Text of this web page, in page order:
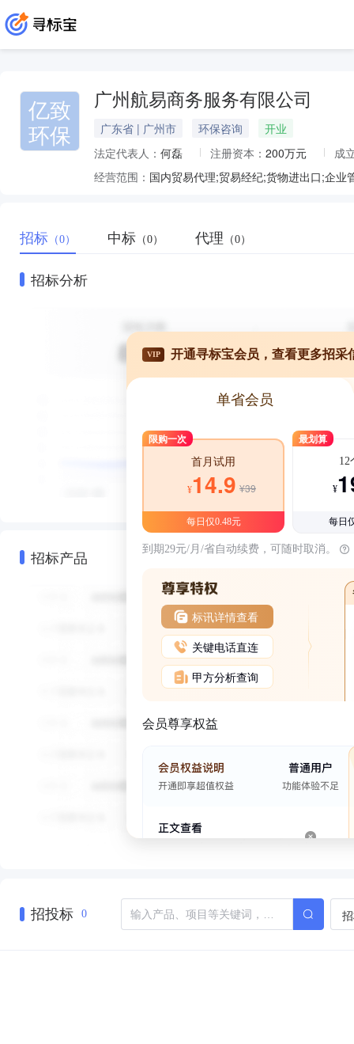
亿致
环保
广州航易商务服务有限公司
广东省 | 广州市 环保咨询
开业
法定代表人： 何磊 注册资本： 200万元
成
经营范围：
招标 （0） 中标 （0） 代理 （0）
招标分析
招标产品
VIP 开通寻标宝会员，查看更多招采
单省会员
限购一次
首月试用
¥14.9 ¥39
每日仅0.48元
最划算
12
¥
每日
到期29元/月/省自动续费，可随时取消。
标讯详情查看
关键电话直连
甲方分析查询
会员尊享权益
招投标 0